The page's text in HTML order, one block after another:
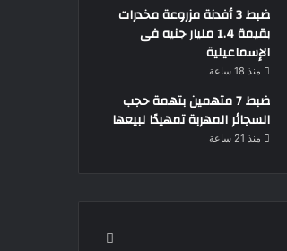
ضبط 3 أفدنة مزروعة مخدرات
بقيمة 1.4 مليار جنيه فى
الإسماعيلية
منذ 18 ساعة
ضبط 7 متهمين بتهمة حجب
السجائر المهربة تمهيدًا لبيعها
منذ 21 ساعة